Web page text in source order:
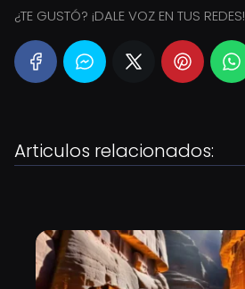
¿TE GUSTÓ? ¡DALE VOZ EN TUS REDES!
Articulos relacionados: